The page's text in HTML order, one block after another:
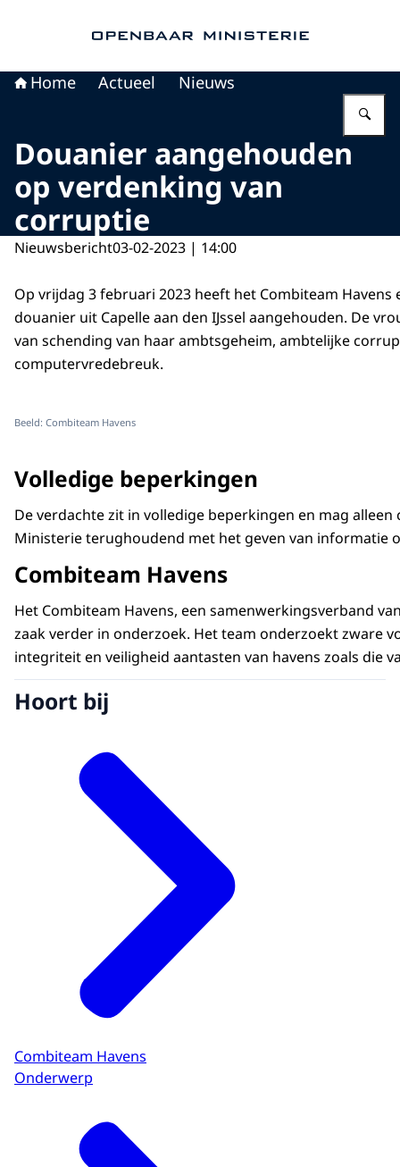
Home Actueel Nieuws
Douanier aangehouden
op verdenking van
corruptie
Nieuwsbericht03-02-2023 | 14:00
Op vrijdag 3 februari 2023 heeft het Combiteam Havens
douanier uit Capelle aan den IJssel aangehouden. De
van schending van haar ambtsgeheim, ambtelijke
computervredebreuk.
Beeld: Combiteam Havens
Volledige beperkingen
De verdachte zit in volledige beperkingen en mag
Ministerie terughoudend met het geven van informatie
Combiteam Havens
Het Combiteam Havens, een samenwerkingsverband
zaak verder in onderzoek. Het team onderzoekt zware
integriteit en veiligheid aantasten van havens zoals die
Hoort bij
Combiteam Havens
Onderwerp